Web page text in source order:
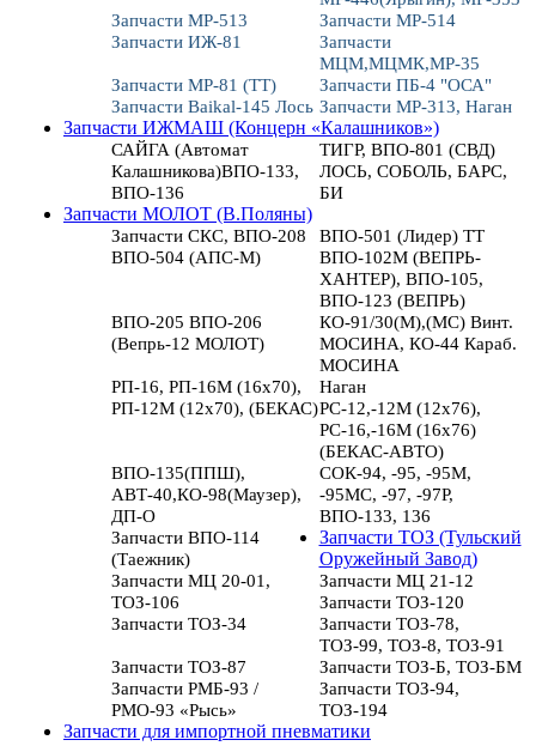
Запчасти МР-513
Запчасти МР-514
Запчасти ИЖ-81
Запчасти
МЦМ,МЦМК,МР-35
Запчасти МР-81 (ТТ)
Запчасти ПБ-4 "ОСА"
Запчасти Baikal-145 Лось Запчасти МР-313, Наган
Запчасти ИЖМАШ (Концерн «Калашников»)
САЙГА (Автомат
Калашникова)ВПО-133,
ВПО-136
ТИГР, ВПО-801 (СВД)
ЛОСЬ, СОБОЛЬ, БАРС,
БИ
Запчасти МОЛОТ (В.Поляны)
Запчасти СКС, ВПО-208
ВПО-501 (Лидер) ТТ
ВПО-504 (АПС-М)
ВПО-102М (ВЕПРЬ-
ХАНТЕР), ВПО-105,
ВПО-123 (ВЕПРЬ)
ВПО-205 ВПО-206
(Вепрь-12 МОЛОТ)
КО-91/30(М),(МС) Винт.
МОСИНА, КО-44 Караб.
МОСИНА
РП-16, РП-16М (16х70),
РП-12М (12х70), (БЕКАС)
Наган
РС-12,-12М (12х76),
РС-16,-16М (16х76)
(БЕКАС-АВТО)
ВПО-135(ППШ),
АВТ-40,КО-98(Маузер),
ДП-О
СОК-94, -95, -95М,
-95МС, -97, -97Р,
ВПО-133, 136
Запчасти ВПО-114
(Таежник)
Запчасти ТОЗ (Тульский
Оружейный Завод)
Запчасти МЦ 20-01,
ТОЗ-106
Запчасти МЦ 21-12
Запчасти ТОЗ-120
Запчасти ТОЗ-34
Запчасти ТОЗ-78,
ТОЗ-99, ТОЗ-8, ТОЗ-91
Запчасти ТОЗ-87
Запчасти ТОЗ-Б, ТОЗ-БМ
Запчасти РМБ-93 /
РМО-93 «Рысь»
Запчасти ТОЗ-94,
ТОЗ-194
Запчасти для импортной пневматики